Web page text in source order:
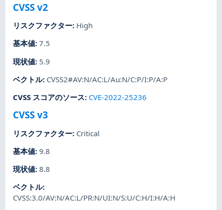
CVSS v2
リスクファクター: High
基本値:7.5
現状値: 5.9
ベクトル: CVSS2#AV:N/AC:L/Au:N/C:P/I:P/A:P
CVSS スコアのソース: CVE-2022-25236
CVSS v3
リスクファクター: Critical
基本値:9.8
現状値:8.8
ベクトル:
CVSS:3.0/AV:N/AC:L/PR:N/UI:N/S:U/C:H/I:H/A:H